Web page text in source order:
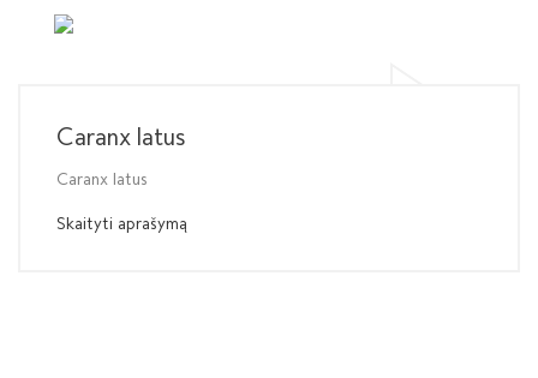
Caranx latus
Caranx latus
Skaityti aprašymą